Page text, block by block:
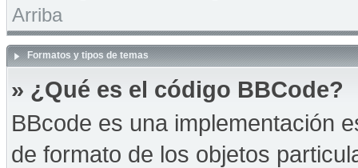
Arriba
Formatos y tipos de temas
» ¿Qué es el código BBCode?
BBcode es una implementación
de formato de los objetos